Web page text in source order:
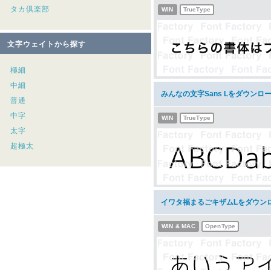
タカ倶楽部
文字ウェイトから探す
極細
中細
普通
中字
太字
超極太
WIN TrueType
みんなの文字Sans Lをダウンロ
WIN TrueType
イワタ福まるごキザムLをダウン
WIN & MAC OpenType